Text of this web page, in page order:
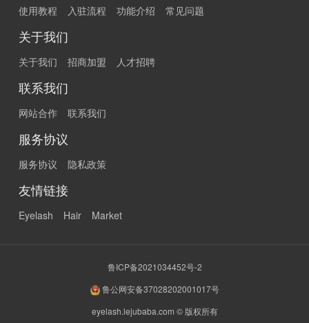
使用教程 入驻流程 功能介绍 常见问题
关于我们
关于我们 招商加盟 人才招聘
联系我们
网站合作 联系我们
服务协议
服务协议 隐私政策
友情链接
Eyelash Hair Market
鲁ICP备2021034452号-2
鲁公网安备37028202001017号
eyelash.lejubaba.com © 版权所有